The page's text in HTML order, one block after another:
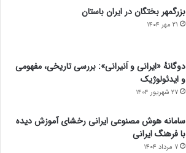
بزرگمهر بختگان در ایران باستان
۲۱ مهر ۱۴۰۴
دوگانهٔ «ایرانی و اَنیرانی»: بررسی تاریخی، مفهومی
و ایدئولوژیک
۲۷ شهریور ۱۴۰۴
سامانه هوش مصنوعی ایرانی رخشای آموزش دیده
با فرهنگ ایرانی
۷ مرداد ۱۴۰۴